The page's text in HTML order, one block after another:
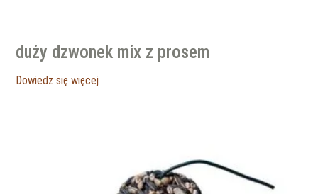
duży dzwonek mix z prosem
Dowiedz się więcej